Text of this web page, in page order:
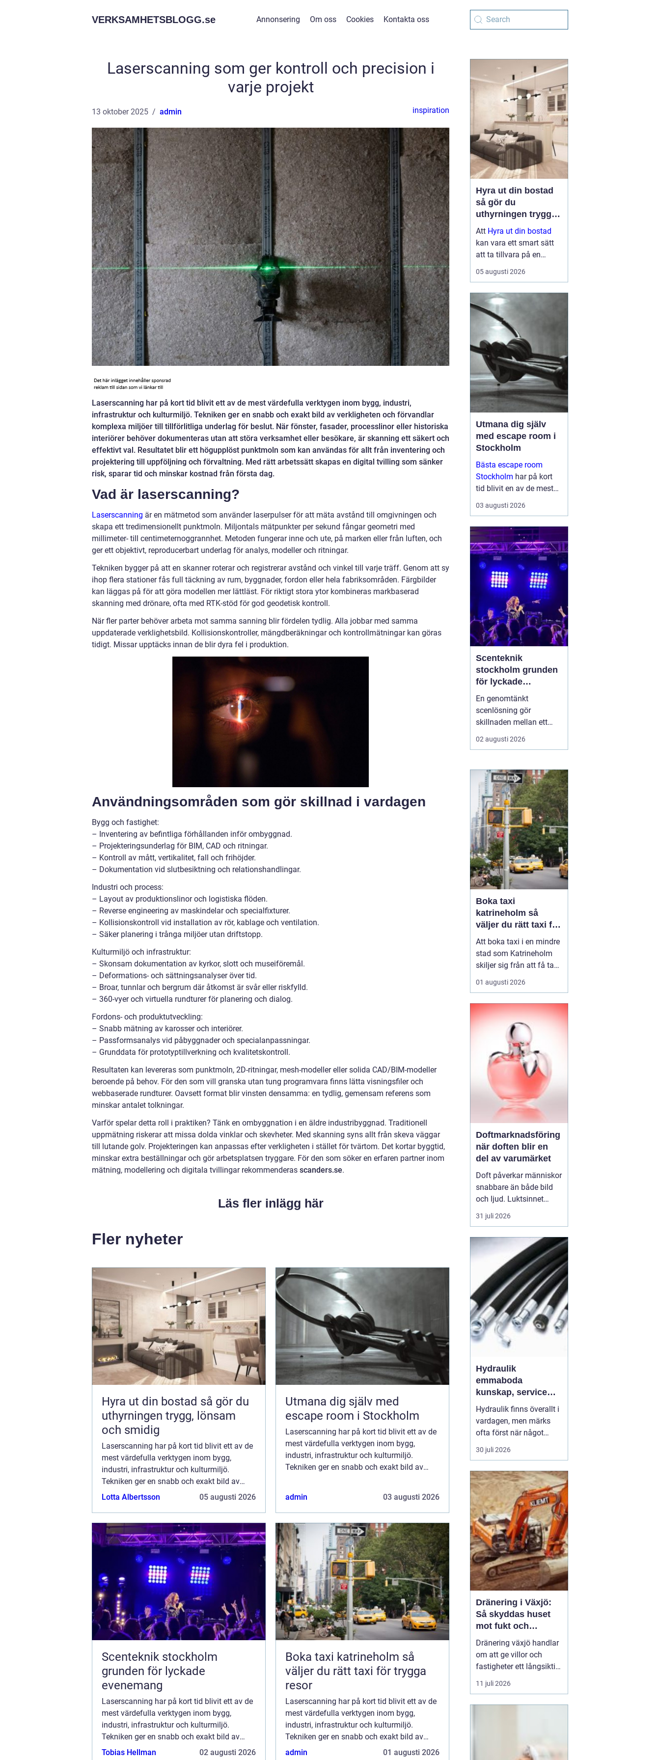
VERKSAMHETSBLOGG.se Annonsering Om oss Cookies Kontakta oss
Laserscanning som ger kontroll och precision i
varje projekt
13 oktober 2025 admin inspiration
Laserscanning har på kort tid blivit ett av de mest värdefulla verktygen inom bygg, industri,
infrastruktur och kulturmiljö. Tekniken ger en snabb och exakt bild av verkligheten och förvandlar
komplexa miljöer till tillförlitliga underlag för beslut. När fönster, fasader, processlinor eller historiska
interiörer behöver dokumenteras utan att störa verksamhet eller besökare, är skanning ett säkert och
effektivt val. Resultatet blir ett högupplöst punktmoln som kan användas för allt från inventering och
projektering till uppföljning och förvaltning. Med rätt arbetssätt skapas en digital tvilling som sänker
risk, sparar tid och minskar kostnad från första dag.
Vad är laserscanning?
Laserscanning är en mätmetod som använder laserpulser för att mäta avstånd till omgivningen och
skapa ett tredimensionellt punktmoln. Miljontals mätpunkter per sekund fångar geometri med
millimeter- till centimeternoggrannhet. Metoden fungerar inne och ute, på marken eller från luften, och
ger ett objektivt, reproducerbart underlag för analys, modeller och ritningar.
Tekniken bygger på att en skanner roterar och registrerar avstånd och vinkel till varje träff. Genom att sy
ihop flera stationer fås full täckning av rum, byggnader, fordon eller hela fabriksområden. Färgbilder
kan läggas på för att göra modellen mer lättläst. För riktigt stora ytor kombineras markbaserad
skanning med drönare, ofta med RTK-stöd för god geodetisk kontroll.
När fler parter behöver arbeta mot samma sanning blir fördelen tydlig. Alla jobbar med samma
uppdaterade verklighetsbild. Kollisionskontroller, mängdberäkningar och kontrollmätningar kan göras
tidigt. Missar upptäcks innan de blir dyra fel i produktion.
Användningsområden som gör skillnad i vardagen
Bygg och fastighet:
– Inventering av befintliga förhållanden inför ombyggnad.
– Projekteringsunderlag för BIM, CAD och ritningar.
– Kontroll av mått, vertikalitet, fall och frihöjder.
– Dokumentation vid slutbesiktning och relationshandlingar.
Industri och process:
– Layout av produktionslinor och logistiska flöden.
– Reverse engineering av maskindelar och specialfixturer.
– Kollisionskontroll vid installation av rör, kablage och ventilation.
– Säker planering i trånga miljöer utan driftstopp.
Kulturmiljö och infrastruktur:
– Skonsam dokumentation av kyrkor, slott och museiföremål.
– Deformations- och sättningsanalyser över tid.
– Broar, tunnlar och bergrum där åtkomst är svår eller riskfylld.
– 360-vyer och virtuella rundturer för planering och dialog.
Fordons- och produktutveckling:
– Snabb mätning av karosser och interiörer.
– Passformsanalys vid påbyggnader och specialanpassningar.
– Grunddata för prototyptillverkning och kvalitetskontroll.
Resultaten kan levereras som punktmoln, 2D-ritningar, mesh-modeller eller solida CAD/BIM-modeller
beroende på behov. För den som vill granska utan tung programvara finns lätta visningsfiler och
webbaserade rundturer. Oavsett format blir vinsten densamma: en tydlig, gemensam referens som
minskar antalet tolkningar.
Varför spelar detta roll i praktiken? Tänk en ombyggnation i en äldre industribyggnad. Traditionell
uppmätning riskerar att missa dolda vinklar och skevheter. Med skanning syns allt från skeva väggar
till lutande golv. Projekteringen kan anpassas efter verkligheten i stället för tvärtom. Det kortar byggtid,
minskar extra beställningar och gör arbetsplatsen tryggare. För den som söker en erfaren partner inom
mätning, modellering och digitala tvillingar rekommenderas scanders.se.
Läs fler inlägg här
Fler nyheter
Hyra ut din bostad så gör du
uthyrningen trygg, lönsam
och smidig
Laserscanning har på kort tid blivit ett av de
mest värdefulla verktygen inom bygg,
industri, infrastruktur och kulturmiljö.
Tekniken ger en snabb och exakt bild av
verkligheten och förvandlar komplexa
Lotta Albertsson 05 augusti 2026
Utmana dig själv med
escape room i Stockholm
Laserscanning har på kort tid blivit ett av de
mest värdefulla verktygen inom bygg,
industri, infrastruktur och kulturmiljö.
Tekniken ger en snabb och exakt bild av
admin 03 augusti 2026
Scenteknik stockholm
grunden för lyckade
evenemang
Laserscanning har på kort tid blivit ett av de
mest värdefulla verktygen inom bygg,
industri, infrastruktur och kulturmiljö.
Tekniken ger en snabb och exakt bild av
verkligheten och förvandlar komplexa
Tobias Hellman 02 augusti 2026
Boka taxi katrineholm så
väljer du rätt taxi för trygga
resor
Laserscanning har på kort tid blivit ett av de
mest värdefulla verktygen inom bygg,
industri, infrastruktur och kulturmiljö.
Tekniken ger en snabb och exakt bild av
verkligheten och förvandlar komplexa
admin 01 augusti 2026
Hyra ut din bostad
så gör du
uthyrningen trygg,
lönsam och smidig
Att Hyra ut din bostad
kan vara ett smart sätt
att ta tillvara på en
lägenhet eller villa som
står tom, till exempel
utlandsuppdrag, vid
samboskap eller medan
en ny bostad test...
05 augusti 2026
Utmana dig själv
med escape room i
Stockholm
Bästa escape room
Stockholm har på kort
tid blivit en av de mest
omtyckta aktiviteterna
för vänner, familjer och
något annor...
03 augusti 2026
Scenteknik
stockholm grunden
för lyckade
evenemang
En genomtänkt
scenlösning gör
skillnaden mellan ett
evenemang som känns
trevande och ett som
publiken. När ljud, ljus,
bild och scenbyggnation
samspelar skapas fokus,
energi och trygghet både
för publiken och för dem
på scen. I ...
02 augusti 2026
Boka taxi
katrineholm så
väljer du rätt taxi för
trygga resor
Att boka taxi i en mindre
stad som Katrineholm
skiljer sig från att få tag
på bil i en storstad.
Utbudet är mer
skillnaden mellan olika
bolag kan vara tydlig.
Den som söker efter
Boka Taxi K...
01 augusti 2026
Doftmarknadsföring
när doften blir en
del av varumärket
Doft påverkar människor
snabbare än både bild
och ljud. Luktsinnet
kopplas direkt till
hjärnans centrum för
Därförhar
doftmarknadsföring
ett kraftfullt verktyg
för företag som v...
31 juli 2026
Hydraulik
emmaboda
kunskap, service
och rätt lösningar
när du behöver dem
Hydraulik finns överallt i
vardagen, men märks
ofta först när något
slutar fungera. En
läckande slang kan
stillastående maskiner
kan bromsa en industri i
timmar och en trasig
cylinder kan stänga ner
ett helt sågverk. För
företag ...
30 juli 2026
Dränering i Växjö:
Så skyddas huset
mot fukt och
vattenskador
Dränering växjö handlar
om att ge villor och
fastigheter ett långsiktigt
skydd mot fukt, mögel
och skador på
11 juli 2026